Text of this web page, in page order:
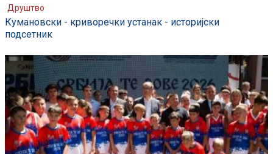
Друштво
Кумановски - криворечки устанак - историјски
подсетник